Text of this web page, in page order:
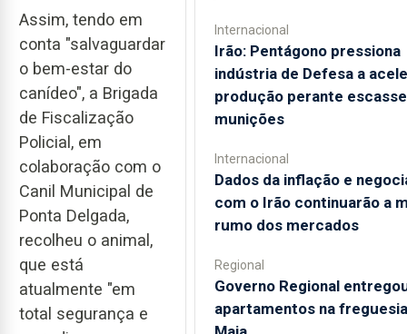
Assim, tendo em
conta "salvaguardar
o bem-estar do
canídeo", a Brigada
de Fiscalização
Policial, em
colaboração com o
Canil Municipal de
Ponta Delgada,
recolheu o animal,
que está
atualmente "em
total segurança e
Internacional
Irão: Pentágono pressiona
indústria de Defesa a
produção perante
munições
Internacional
Dados da inflação e
com o Irão continuarão a
rumo dos mercados
Regional
Governo Regional
apartamentos na